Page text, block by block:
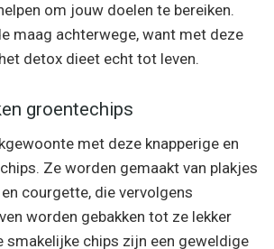
om jouw doelen te bereiken.
maag achterwege, want met deze
detox dieet echt tot leven.
groentechips
met deze knapperige en
Ze worden gemaakt van plakjes
courgette, die vervolgens
worden gebakken tot ze lekker
smakelijke chips zijn een geweldige